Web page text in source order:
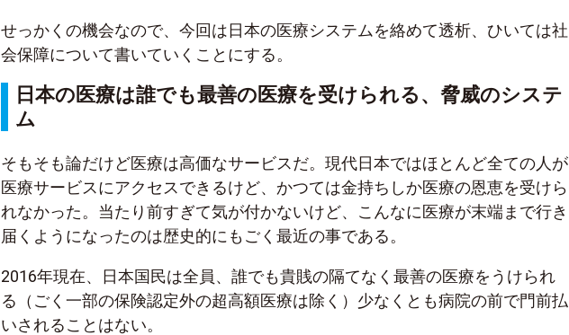
せっかくの機会なので、今回は日本の医療システムを絡めて透析、ひいては社
会保障について書いていくことにする。
日本の医療は誰でも最善の医療を受けられる、脅威のシステ
ム
そもそも論だけど医療は高価なサービスだ。現代日本ではほとんど全ての人が
医療サービスにアクセスできるけど、かつては金持ちしか医療の恩恵を受けら
れなかった。当たり前すぎて気が付かないけど、こんなに医療が末端まで行き
届くようになったのは歴史的にもごく最近の事である。
2016年現在、日本国民は全員、誰でも貴賎の隔てなく最善の医療をうけられ
る（ごく一部の保険認定外の超高額医療は除く）少なくとも病院の前で門前払
いされることはない。